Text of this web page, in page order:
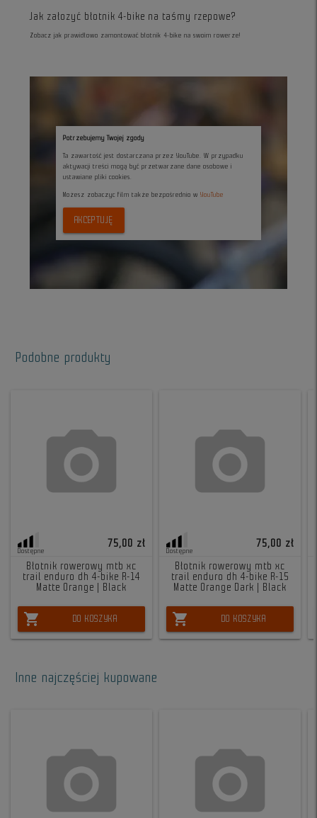
Potrzebujemy Twojej zgody
Ta zawartość jest dostarczana przez YouTube. W przypadku
aktywacji treści mogą być przetwarzane dane osobowe i
ustawiane pliki cookies.
Możesz zobaczyc film także bezpośrednio w YouTube
AKCEPTUJĘ
Jak załozyć błotnik 4-bike na taśmy rzepowe?
Zobacz jak prawidłowo zamontować błotnik 4-bike na swoim rowerze!
Podobne produkty
Dostępne
75,00 zł
Błotnik rowerowy mtb xc
trail enduro dh 4-bike R-14
Matte Orange | Black
shopping_cart DO KOSZYKA
Dostępne
75,00 zł
Błotnik rowerowy mtb xc
trail enduro dh 4-bike R-15
Matte Orange Dark | Black
shopping_cart DO KOSZYKA
Inne najczęściej kupowane